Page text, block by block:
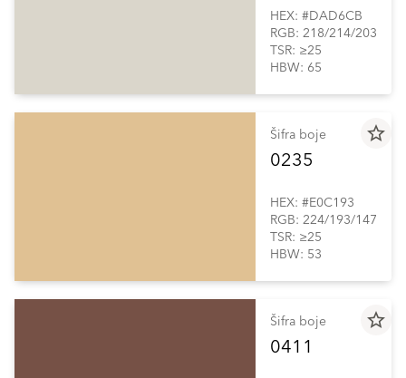
HEX: #DAD6CB
RGB: 218/214/203
TSR: ≥25
HBW: 65
star_border
Šifra boje
0235
HEX: #E0C193
RGB: 224/193/147
TSR: ≥25
HBW: 53
star_border
Šifra boje
0411